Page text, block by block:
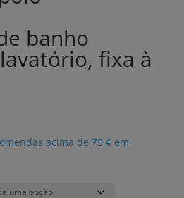
banho
fixa à
acima de 75 € em